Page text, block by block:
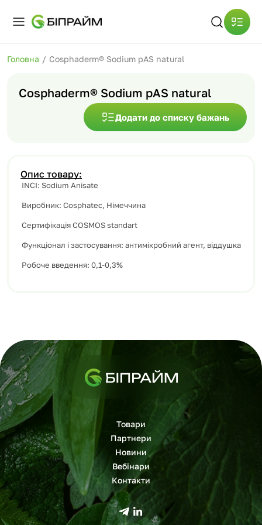
Головна / Cosphaderm® Sodium pAS natural
Cosphaderm® Sodium pAS natural
Додати до списку бажань
Опис товару:
INCI: Sodium Anisate
Виробник: Cosphatec, Німеччина
Сертифікація COSMOS standart
Функціонал і застосування: антимікробний агент, віддушка
Робоче введення: 0,1-0,3%
Товари
Партнери
Новини
Вебінари
Контакти